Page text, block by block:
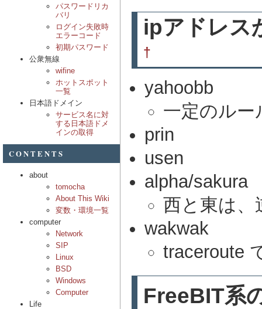
パスワードリカ
バリ
ログイン失敗時
エラーコード
初期パスワード
公衆無線
wifine
ホットスポット
一覧
日本語ドメイン
サービス名に対
する日本語ドメ
インの取得
CONTENTS
about
tomocha
About This Wiki
変数・環境一覧
computer
Network
SIP
Linux
BSD
Windows
Computer
Life
ipアドレス
†
yahoobb
一定のル
prin
usen
alpha/sakura
西と東は、
wakwak
traceroute
FreeBIT系